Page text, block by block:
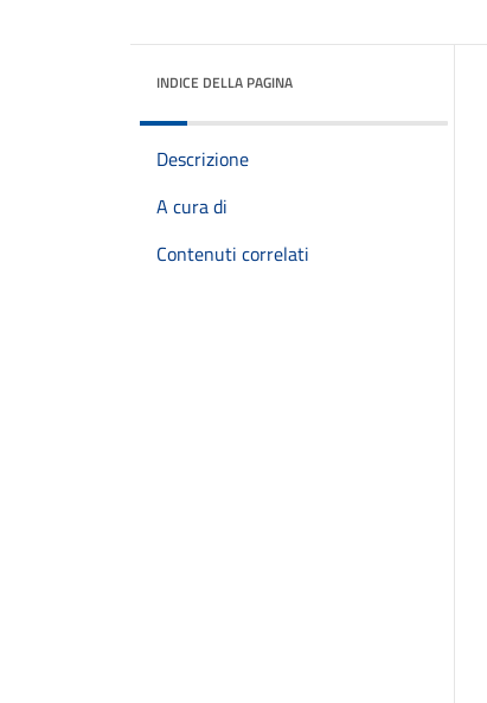
INDICE DELLA PAGINA
Descrizione
A cura di
Contenuti correlati